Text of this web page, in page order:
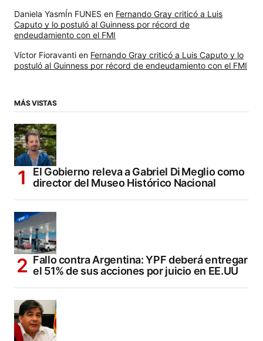
Daniela YasmÍn FUNES en Fernando Gray criticó a Luis
Caputo y lo postuló al Guinness por récord de
endeudamiento con el FMI
Víctor Fioravanti en Fernando Gray criticó a Luis Caputo y lo
postuló al Guinness por récord de endeudamiento con el FMI
MÁS VISTAS
El Gobierno releva a Gabriel Di Meglio como
director del Museo Histórico Nacional
Fallo contra Argentina: YPF deberá entregar
el 51% de sus acciones por juicio en EE.UU